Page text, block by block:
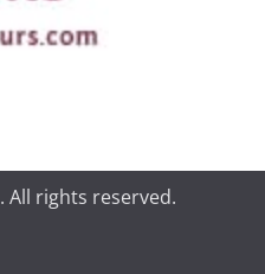
. All rights reserved.